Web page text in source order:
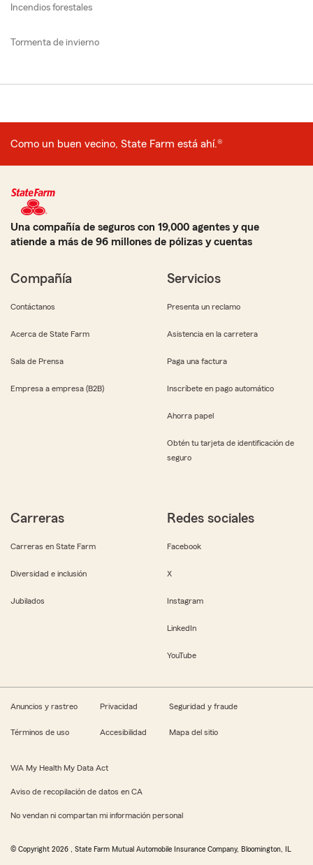
Incendios forestales
Tormenta de invierno
Como un buen vecino, State Farm está ahí.®
Una compañía de seguros con 19,000 agentes y que
atiende a más de 96 millones de pólizas y cuentas
Compañía
Contáctanos
Acerca de State Farm
Sala de Prensa
Empresa a empresa (B2B)
Servicios
Presenta un reclamo
Asistencia en la carretera
Paga una factura
Inscríbete en pago automático
Ahorra papel
Obtén tu tarjeta de identificación de
seguro
Carreras
Carreras en State Farm
Diversidad e inclusión
Jubilados
Redes sociales
Facebook
X
Instagram
LinkedIn
YouTube
Anuncios y rastreo Privacidad Seguridad y fraude
Términos de uso Accesibilidad Mapa del sitio
WA My Health My Data Act
Aviso de recopilación de datos en CA
No vendan ni compartan mi información personal
© Copyright 2026 , State Farm Mutual Automobile Insurance Company, Bloomington, IL